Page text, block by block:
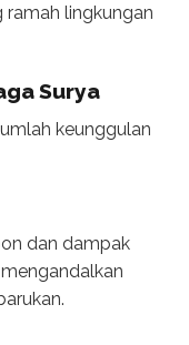
lingkungan
Surya
keunggulan
dan dampak